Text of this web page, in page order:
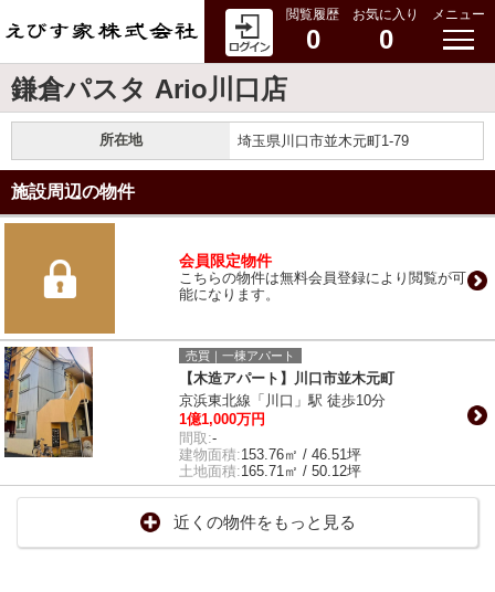
閲覧履歴
0
お気に入り
0
メニュー
鎌倉パスタ Ario川口店
所在地 埼玉県川口市並木元町1-79
施設周辺の物件
会員限定物件
こちらの物件は無料会員登録により閲覧が可
能になります。
売買｜一棟アパート
【木造アパート】川口市並木元町
京浜東北線「川口」駅 徒歩10分
1億1,000万円
間取:-
建物面積:153.76㎡ / 46.51坪
土地面積:165.71㎡ / 50.12坪
近くの物件をもっと見る